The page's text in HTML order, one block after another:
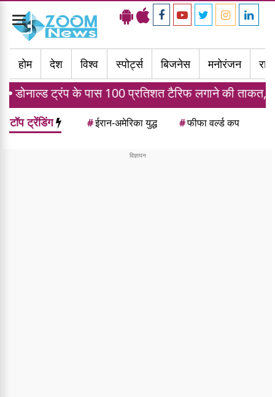
Toggle
navigation
होम
देश विश्व स्पोर्ट्स बिजनेस मनोरंजन
के पास 100 प्रतिशत टैरिफ लगाने की ताकत, जानें भारत पर
टॉप ट्रेंडिंग #ईरान-अमेरिका युद्ध #फीफा वर्ल्ड कप